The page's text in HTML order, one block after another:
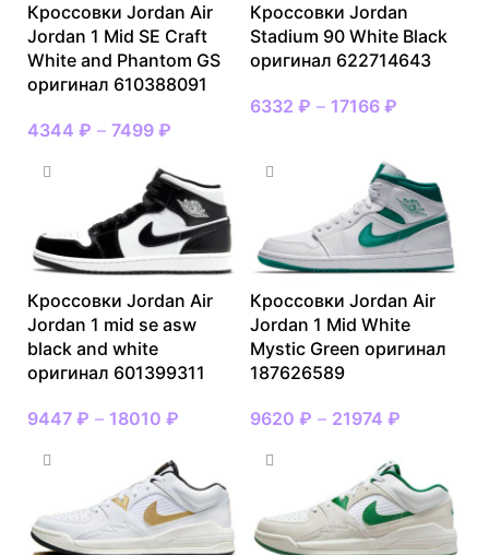
Кроссовки Jordan Air
Jordan 1 Mid SE Craft
White and Phantom GS
оригинал 610388091
4344 ₽ – 7499 ₽
Кроссовки Jordan
Stadium 90 White Black
оригинал 622714643
6332 ₽ – 17166 ₽
Кроссовки Jordan Air
Jordan 1 mid se asw
black and white
оригинал 601399311
9447 ₽ – 18010 ₽
Кроссовки Jordan Air
Jordan 1 Mid White
Mystic Green оригинал
187626589
9620 ₽ – 21974 ₽